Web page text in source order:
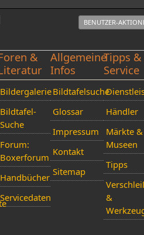
BENUTZER-
&
Bildergalerie
Bildtafel-
Suche
Forum:
Boxerforum
Handbücher
Servicedaten
Allgemeine
Infos
Bildtafelsuche
Glossar
Impressum
Kontakt
Sitemap
Tipps &
Service
Händler
Märkte &
Museen
Tipps
&